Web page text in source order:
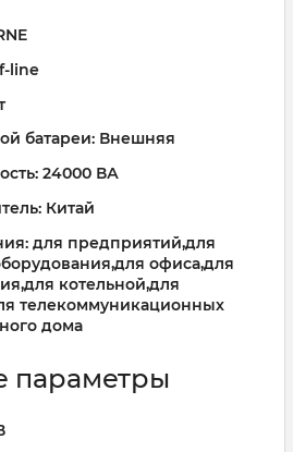
line
батареи: Внешняя
24000 ВА
Китай
для предприятий,для
офиса,для
котельной,для
телекоммуникационных
дома
параметры